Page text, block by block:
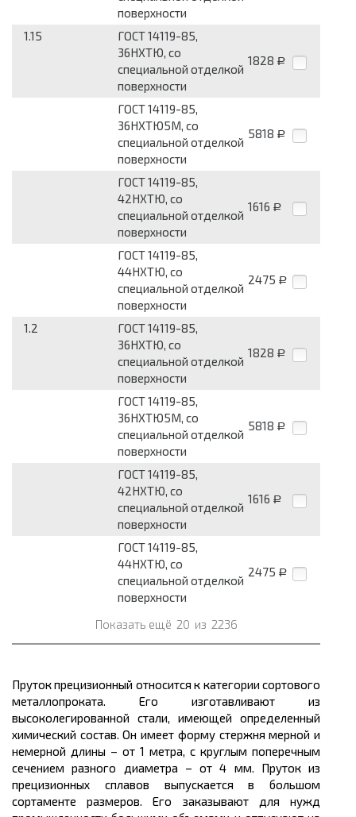
поверхности
1.15
ГОСТ 14119-85,
36НХТЮ, со
специальной отделкой
поверхности
1828 Р
ГОСТ 14119-85,
36НХТЮ5М, со
специальной отделкой
поверхности
5818 Р
ГОСТ 14119-85,
42НХТЮ, со
специальной отделкой
поверхности
1616 Р
ГОСТ 14119-85,
44НХТЮ, со
специальной отделкой
поверхности
2475 Р
1.2
ГОСТ 14119-85,
36НХТЮ, со
специальной отделкой
поверхности
1828 Р
ГОСТ 14119-85,
36НХТЮ5М, со
специальной отделкой
поверхности
5818 Р
ГОСТ 14119-85,
42НХТЮ, со
специальной отделкой
поверхности
1616 Р
ГОСТ 14119-85,
44НХТЮ, со
специальной отделкой
поверхности
2475 Р
Показать ещё 20 из 2236
Пруток прецизионный относится к категории сортового
металлопроката. Его изготавливают из
высоколегированной стали, имеющей определенный
химический состав. Он имеет форму стержня мерной и
немерной длины – от 1 метра, с круглым поперечным
сечением разного диаметра – от 4 мм. Пруток из
прецизионных сплавов выпускается в большом
сортаменте размеров.Его заказывают для нужд